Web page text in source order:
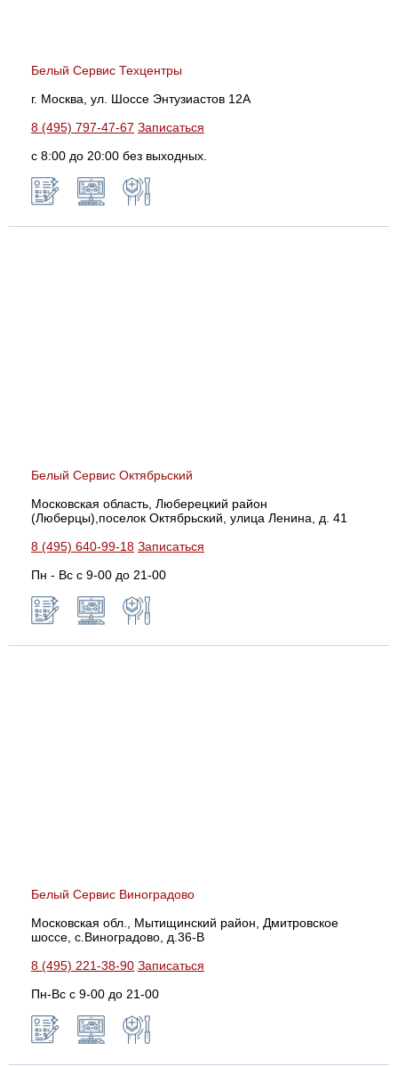
Белый Сервис Техцентры
г. Москва, ул. Шоссе Энтузиастов 12А
8 (495) 797-47-67 Записаться
с 8:00 до 20:00 без выходных.
Белый Сервис Октябрьский
Московская область, Люберецкий район
(Люберцы),поселок Октябрьский, улица Ленина, д. 41
8 (495) 640-99-18 Записаться
Пн - Вс с 9-00 до 21-00
Белый Сервис Виноградово
Московская обл., Мытищинский район, Дмитровское
шоссе, с.Виноградово, д.36-В
8 (495) 221-38-90 Записаться
Пн-Вс с 9-00 до 21-00